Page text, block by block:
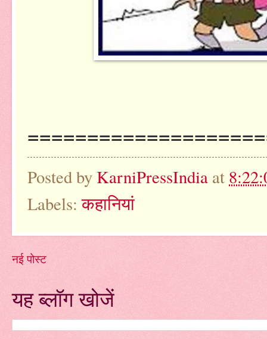
Posted by KarniPressIndia at
Labels:कहानियां
नई पोस्ट
यह ब्लॉग खोजें